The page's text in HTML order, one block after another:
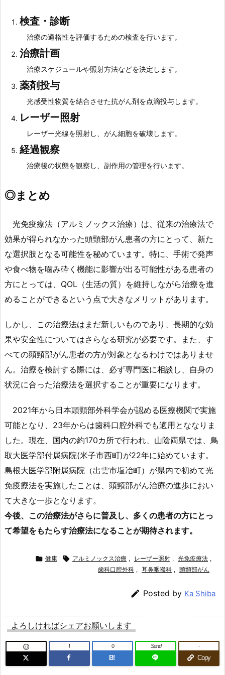
検査・診断
治療の適格性を評価するための検査を行います。
治療計画
治療スケジュールや照射方法などを決定します。
薬剤投与
光感受性物質を結合させた抗がん剤を点滴投与します。
レーザー照射
レーザー光線を照射し、がん細胞を破壊します。
経過観察
治療後の状態を観察し、副作用の管理を行います。
◎まとめ
光免疫療法（アルミノックス治療）は、従来の治療法で
効果が得られなかった頭頸部がん患者の方にとって、新た
な選択肢となる可能性を秘めています。特に、手術で発声
や食べ物を噛み砕く機能に影響が出る可能性がある患者の
方にとっては、QOL（生活の質）を維持しながら治療を進
めることができるという点で大きなメリットがあります。
しかし、この治療法はまだ新しいものであり、長期的な効
果や安全性についてはさらなる研究が必要です。また、す
べての頭頸部がん患者の方が対象となるわけではありませ
ん。治療を検討する際には、必ず専門医に相談し、自身の
状況に合った治療法を選択することが重要になります。
2021年から日本頭頸部外科学会が認める医療機関で実施
可能となり、23年からは歯科口腔外科でも適用とななりま
した。現在、国内の約170カ所で行われ、山陰両県では、鳥
取大医学部付属病院(米子市西町)が22年に始めています。
島根大医学部附属病院（出雲市塩冶町）が県内で初めて光
免疫療法を実施したことは、頭頸部がん治療の進歩におい
て大きな一歩となります。
今後、この治療法がさらに普及し、多くの患者の方にとっ
て希望をもたらす治療法になることが期待されます。
 健康  アルミノックス治療 , レーザー照射 , 光免疫療法 ,
歯科口腔外科 , 耳鼻咽喉科 , 頭頸部がん
 Posted by Ka Shiba
よろしければシェアお願いします
 !
B!
0 Send
Copy
-